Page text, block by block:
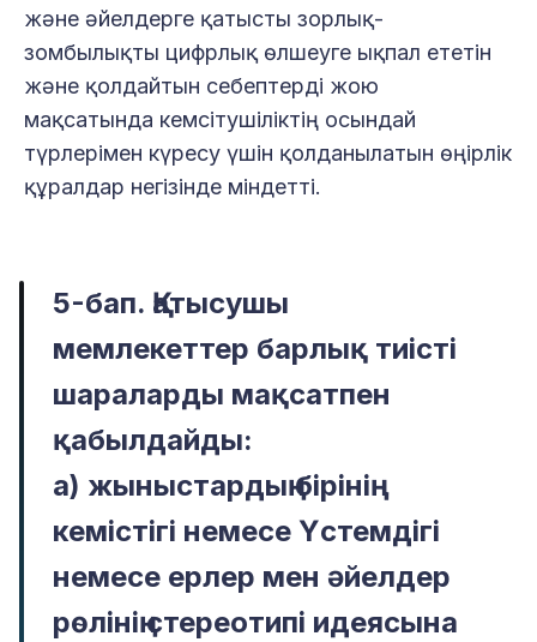
және әйелдерге қатысты зорлық-
зомбылықты цифрлық өлшеуге ықпал ететін
және қолдайтын себептерді жою
мақсатында кемсітушіліктің осындай
түрлерімен күресу үшін қолданылатын өңірлік
құралдар негізінде міндетті.
5-бап. Қатысушы
мемлекеттер барлық тиісті
шараларды мақсатпен
қабылдайды:
а) жыныстардың бірінің
кемістігі немесе Үстемдігі
немесе ерлер мен әйелдер
рөлінің стереотипі идеясына